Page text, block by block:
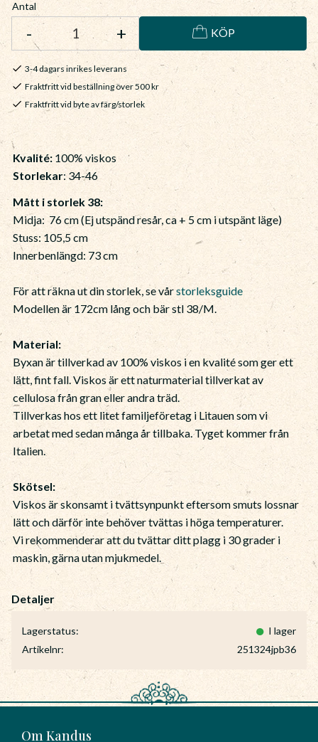
Antal
+
- KÖP
3-4 dagars inrikes leverans
Fraktfritt vid beställning över 500 kr
Fraktfritt vid byte av färg/storlek
Lagerstatus
I lager
Artikelnr
251324jpb36
Kvalité: 100% viskos
Storlekar: 34-46
Mått i storlek 38:
Midja: 76 cm (Ej utspänd resår, ca + 5 cm i utspänt läge)
Stuss: 105,5 cm
Innerbenlängd: 73 cm
För att räkna ut din storlek, se vårstorleksguide
Modellen är 172cm lång och bär stl 38/M.
Material:
Byxan är tillverkad av 100% viskos i en kvalité som ger ett
lätt, fint fall. Viskos är ett naturmaterial tillverkat av
cellulosa från gran eller andra träd.
Tillverkas hos ett litet familjeföretag i Litauen som vi
arbetat med sedan många år tillbaka. Tyget kommer från
Italien.
Skötsel:
Viskos är skonsamt i tvättsynpunkt eftersom smuts lossnar
lätt och därför inte behöver tvättas i höga temperaturer.
Vi rekommenderar att du tvättar ditt plagg i 30 grader i
maskin, gärna utan mjukmedel.
Om Kandus